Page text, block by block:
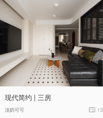
现代简约 | 三房
淡奶可可 13